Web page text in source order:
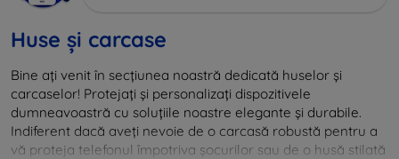
Huse și carcase
Bine ați venit în secțiunea noastră dedicată huselor și
carcaselor! Protejați și personalizați dispozitivele
dumneavoastră cu soluțiile noastre elegante și durabile.
Indiferent dacă aveți nevoie de o carcasă robustă pentru a
vă proteja telefonul împotriva șocurilor sau de o husă stilată